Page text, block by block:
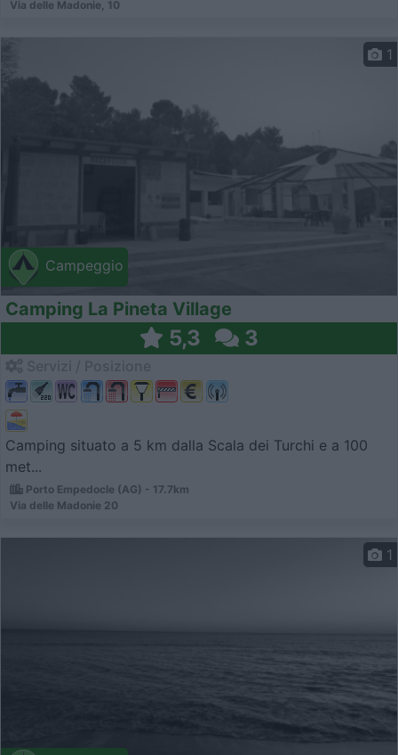
Via delle Madonie, 10
Campeggio
1
Camping La Pineta Village
5,3 3
Camping situato a 5 km dalla Scala dei Turchi e a 100
met...
Porto Empedocle (AG) - 17.7km
Via delle Madonie 20
1